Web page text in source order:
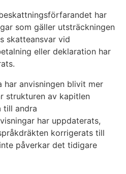
har
som gäller utsträckningen
skatteansvar vid
eller deklaration har
har anvisningen blivit mer
strukturen av kapitlen
till andra
har uppdaterats,
korrigerats till
påverkar det tidigare